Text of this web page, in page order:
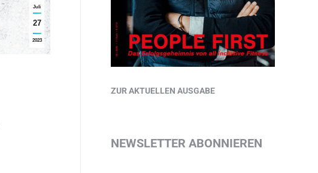
Juli
27
2023
ZUR AKTUELLEN AUSGABE
NEWSLETTER ABONNIEREN